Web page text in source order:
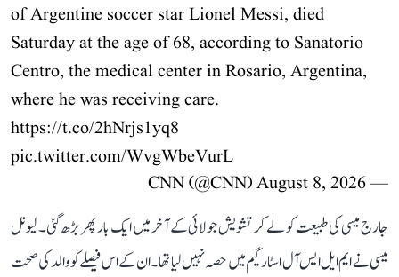
of Argentine soccer star Lionel Messi, died
Saturday at the age of 68, according to Sanatorio
Centro, the medical center in Rosario, Argentina,
where he was receiving care.
https://t.co/2hNrjs1yq8
pic.twitter.com/WvgWbeVurL
— CNN (@CNN)
August 8, 2026
جارج میسی کی طبیعت کو لے کر تشویش جولائی کے آخر میں ایک بار پھر بڑھ گئی۔ لیونل
میسی نے ایم ایل ایس آل اسٹار گیم میں حصہ نہیں لیا تھا۔ ان کے اس فیصلے کو والد کی صحت